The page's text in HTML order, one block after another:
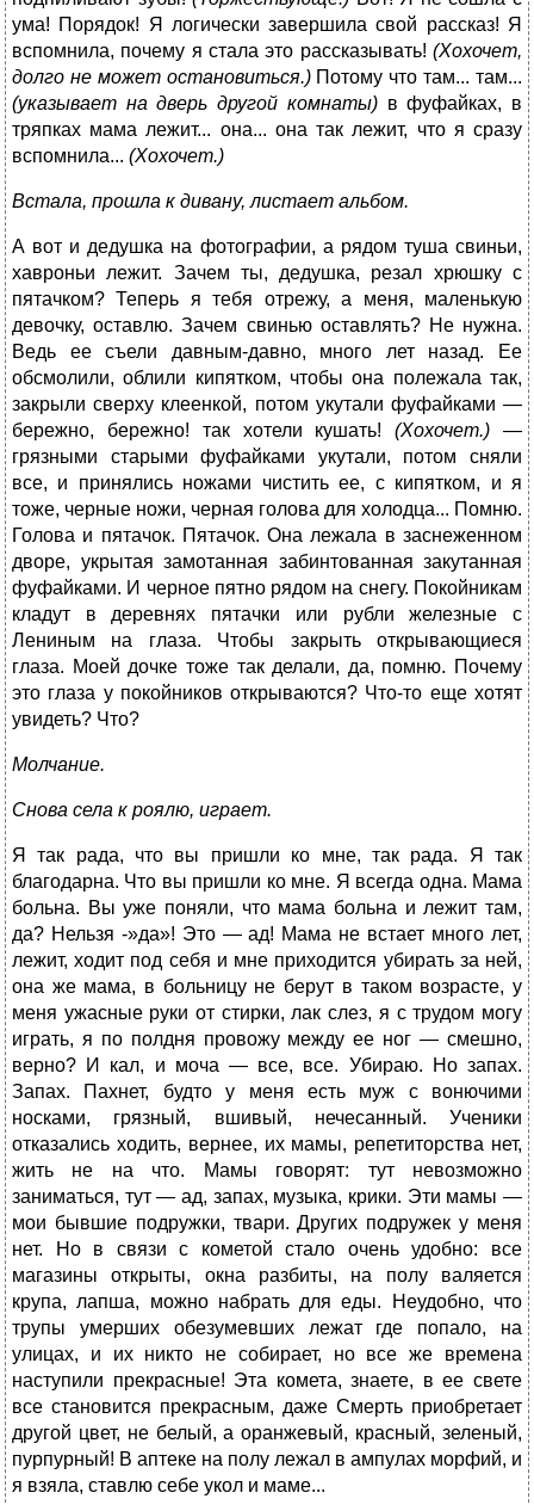
ума! Порядок! Я логически завершила свой рассказ! Я
вспомнила, почему я стала это рассказывать! (Хохочет,
долго не может остановиться.)Потому что там... там...
(указывает на дверь другой комнаты)в фуфайках, в
тряпках мама лежит... она... она так лежит, что я сразу
вспомнила... (Хохочет.)
Встала, прошла к дивану, листает альбом.
А вот и дедушка на фотографии, а рядом туша свиньи,
хавроньи лежит. Зачем ты, дедушка, резал хрюшку с
пятачком? Теперь я тебя отрежу, а меня, маленькую
девочку, оставлю. Зачем свинью оставлять? Не нужна.
Ведь ее съели давным-давно, много лет назад. Ее
обсмолили, облили кипятком, чтобы она полежала так,
закрыли сверху клеенкой, потом укутали фуфайками —
бережно, бережно! так хотели кушать!(Хохочет.) —
грязными старыми фуфайками укутали, потом сняли
все, и принялись ножами чистить ее, с кипятком, и я
тоже, черные ножи, черная голова для холодца... Помню.
Голова и пятачок. Пятачок. Она лежала в заснеженном
дворе, укрытая замотанная забинтованная закутанная
фуфайками. И черное пятно рядом на снегу. Покойникам
кладут в деревнях пятачки или рубли железные с
Лениным на глаза. Чтобы закрыть открывающиеся
глаза. Моей дочке тоже так делали, да, помню. Почему
это глаза у покойников открываются? Что-то еще хотят
увидеть? Что?
Молчание.
Снова села к роялю, играет.
Я так рада, что вы пришли ко мне, так рада. Я так
благодарна. Что вы пришли ко мне. Я всегда одна. Мама
больна. Вы уже поняли, что мама больна и лежит там,
да? Нельзя -»да»! Это — ад! Мама не встает много лет,
лежит, ходит под себя и мне приходится убирать за ней,
она же мама, в больницу не берут в таком возрасте, у
меня ужасные руки от стирки, лак слез, я с трудом могу
играть, я по полдня провожу между ее ног — смешно,
верно? И кал, и моча — все, все. Убираю. Но запах.
Запах. Пахнет, будто у меня есть муж с вонючими
носками, грязный, вшивый, нечесанный. Ученики
отказались ходить, вернее, их мамы, репетиторства нет,
жить не на что. Мамы говорят: тут невозможно
заниматься, тут — ад, запах, музыка, крики. Эти мамы —
мои бывшие подружки, твари. Других подружек у меня
нет. Но в связи с кометой стало очень удобно: все
магазины открыты, окна разбиты, на полу валяется
крупа, лапша, можно набрать для еды. Неудобно, что
трупы умерших обезумевших лежат где попало, на
улицах, и их никто не собирает, но все же времена
наступили прекрасные! Эта комета, знаете, в ее свете
все становится прекрасным, даже Смерть приобретает
другой цвет, не белый, а оранжевый, красный, зеленый,
пурпурный! В аптеке на полу лежал в ампулах морфий, и
я взяла, ставлю себе укол и маме...